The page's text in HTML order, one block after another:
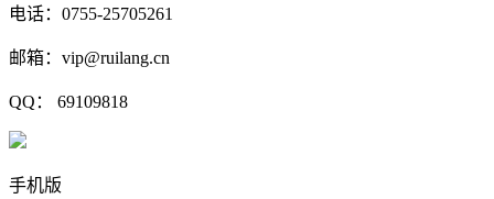
电话：0755-25705261
邮箱：vip@ruilang.cn
QQ： 69109818
手机版